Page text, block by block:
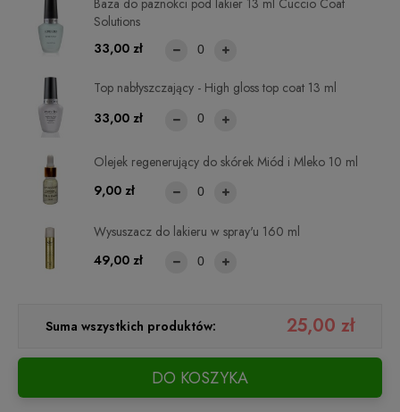
Top nabłyszczający - High gloss top coat 13 ml
33,00 zł
Baza do paznokci pod lakier 13 ml Cuccio Coat
Solutions
33,00 zł
Wysuszacz do lakieru w spray'u 160 ml
49,00 zł
Olejek regenerujący do skórek Miód i Mleko 10 ml
9,00 zł
Suma wszystkich produktów: 25,00 zł
DO KOSZYKA